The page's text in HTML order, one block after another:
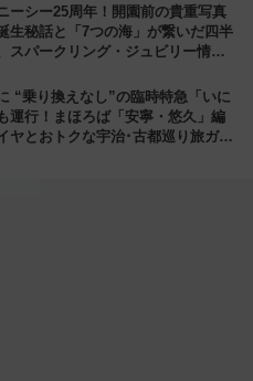
ーシー25周年！開園前の貴重写真
生秘話と「7つの海」が繋いだ四半
スパークリング・ジュビリー情報
“乗り換えなし”の臨時特急「いに
運行！まほろば「安寧・悠久」編
ヤとおトクな宇治･古都巡り旅ガイ